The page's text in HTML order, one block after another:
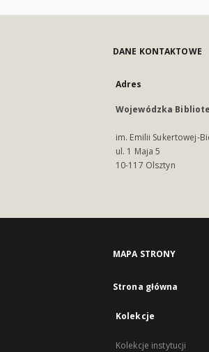
DANE KONTAKTOWE
Adres
Wojewódzka
im. Emilii Sukertowej-
ul. 1 Maja 5
10-117 Olsztyn
MAPA STRONY
Strona główna
Kolekcje
Kolekcje instytucji